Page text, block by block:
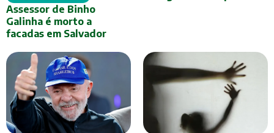
Assessor de Binho
Galinha é morto a
facadas em Salvador